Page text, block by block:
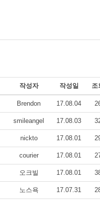
작성자 작성일 조
Brendon 17.08.04
smileangel 17.08.03
nickto 17.08.01
courier 17.08.01
오크빌 17.08.01
노스욕 17.07.31